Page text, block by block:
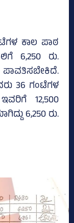
ಕಾಲ ಪಾಠ
6,250 ರು.
ಪಾವತಿಸಬೇಕಿದೆ.
36 ಗಂಟೆಗಳ
12,500
6,250 ರು.